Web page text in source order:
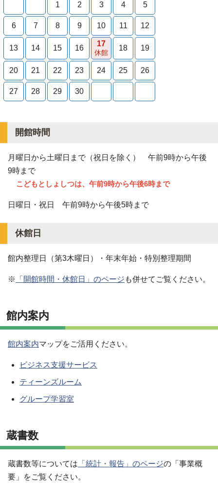
1 2 3 4 5
6 7 8 9 10 11 12
13 14 15 16
17
休館
18 19
20 21 22 23 24 25 26
27 28 29 30
開館時間
月曜日から土曜日まで（祝日を除く） 午前9時から午後
9時まで
こどもとしょしつは、午前9時から午後6時まで
日曜日・祝日 午前9時から午後5時まで
休館日
館内整理日（第3木曜日）・年末年始・特別整理期間
※ 「開館時間・休館日」のページ も併せてご覧ください。
館内案内
館内案内マップをご活用ください。
ビジネス支援サービス
ティーンズルーム
グループ学習室
蔵書数
蔵書数等については 「統計・報告」のページの「事業概
要」をご覧ください。